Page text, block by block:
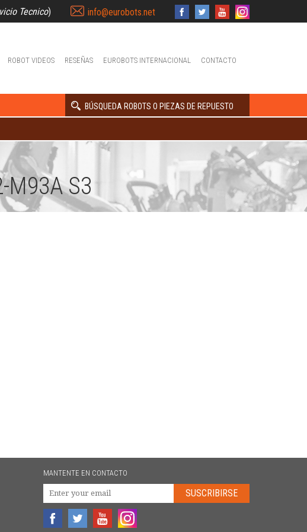
Tecnico) info@eurobots.net
ROBOT VIDEOS RESEÑAS EUROBOTS INTERNACIONAL CONTACTO
BÚSQUEDA ROBOTS O PIEZAS DE REPUESTO
M93A S3
MANTENTE EN CONTACTO
SUSCRIBIRSE